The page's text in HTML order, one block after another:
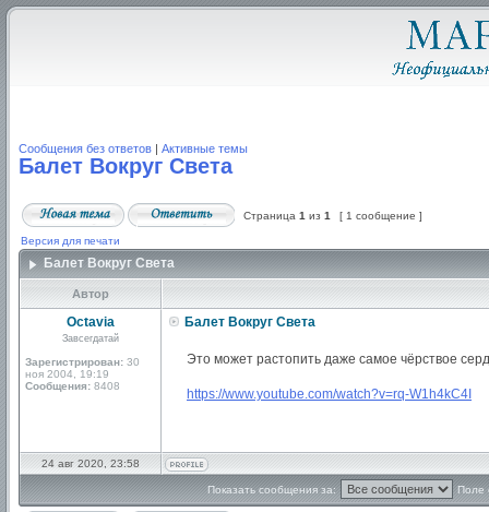
Сообщения без ответов | Активные темы
Балет Вокруг Света
Страница 1 из 1 [ 1 сообщение ]
Версия для печати
Балет Вокруг Света
Автор
Octavia
Завсегдатай
Зарегистрирован: 30
ноя 2004, 19:19
Сообщения: 8408
Балет Вокруг Света
Это может растопить даже самое чёрствое
https://www.youtube.com/watch?v=rq-W1h4kC4I
24 авг 2020, 23:58
Показать сообщения за: Поле